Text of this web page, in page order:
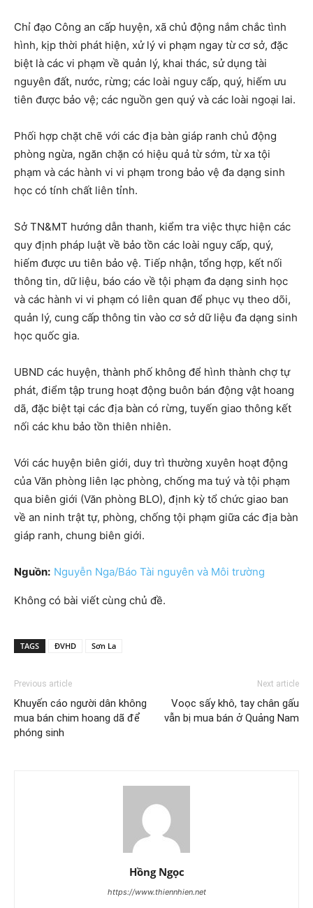
Chỉ đạo Công an cấp huyện, xã chủ động nắm chắc tình
hình, kịp thời phát hiện, xử lý vi phạm ngay từ cơ sở, đặc
biệt là các vi phạm về quản lý, khai thác, sử dụng tài
nguyên đất, nước, rừng; các loài nguy cấp, quý, hiếm ưu
tiên được bảo vệ; các nguồn gen quý và các loài ngoại lai.
Phối hợp chặt chẽ với các địa bàn giáp ranh chủ động
phòng ngừa, ngăn chặn có hiệu quả từ sớm, từ xa tội
phạm và các hành vi vi phạm trong bảo vệ đa dạng sinh
học có tính chất liên tỉnh.
Sở TN&MT hướng dẫn thanh, kiểm tra việc thực hiện các
quy định pháp luật về bảo tồn các loài nguy cấp, quý,
hiếm được ưu tiên bảo vệ. Tiếp nhận, tổng hợp, kết nối
thông tin, dữ liệu, báo cáo về tội phạm đa dạng sinh học
và các hành vi vi phạm có liên quan để phục vụ theo dõi,
quản lý, cung cấp thông tin vào cơ sở dữ liệu đa dạng sinh
học quốc gia.
UBND các huyện, thành phố không để hình thành chợ tự
phát, điểm tập trung hoạt động buôn bán động vật hoang
dã, đặc biệt tại các địa bàn có rừng, tuyến giao thông kết
nối các khu bảo tồn thiên nhiên.
Với các huyện biên giới, duy trì thường xuyên hoạt động
của Văn phòng liên lạc phòng, chống ma tuý và tội phạm
qua biên giới (Văn phòng BLO), định kỳ tổ chức giao ban
về an ninh trật tự, phòng, chống tội phạm giữa các địa bàn
giáp ranh, chung biên giới.
Nguồn: Nguyễn Nga/Báo Tài nguyên và Môi trường
Không có bài viết cùng chủ đề.
TAGS ĐVHD Sơn La
Previous article
Khuyến cáo người dân không
mua bán chim hoang dã để
phóng sinh
Next article
Voọc sấy khô, tay chân gấu
vẫn bị mua bán ở Quảng Nam
Hồng Ngọc
https://www.thiennhien.net